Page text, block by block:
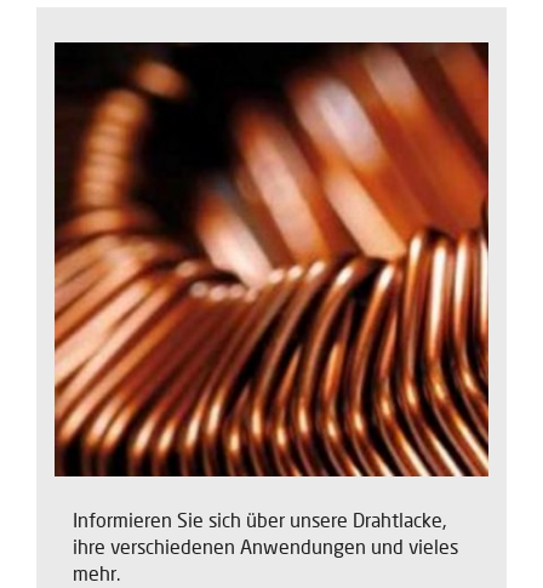
Informieren Sie sich über unsere Drahtlacke,
ihre verschiedenen Anwendungen und vieles
mehr.